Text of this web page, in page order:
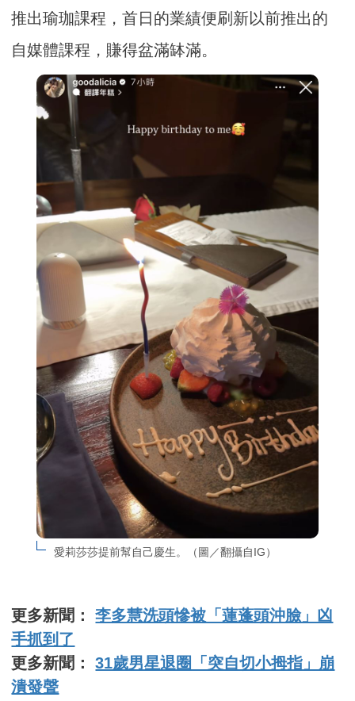
推出瑜珈課程，首日的業績便刷新以前推出的
自媒體課程，賺得盆滿缽滿。
愛莉莎莎提前幫自己慶生。（圖／翻攝自IG）
更多新聞：李多慧洗頭慘被「蓮蓬頭沖臉」凶
手抓到了
更多新聞：31歲男星退圈「突自切小拇指」崩
潰發聲